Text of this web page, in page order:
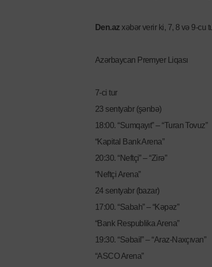
Den.azxəbər verir ki, 7, 8 və 9-cu
Azərbaycan Premyer Liqası
7-ci tur
23 sentyabr (şənbə)
18:00. “Sumqayıt” – “Turan Tovuz”
“Kapital Bank Arena”
20:30. “Neftçi” – “Zirə”
“Neftçi Arena”
24 sentyabr (bazar)
17:00. “Sabah” – “Kəpəz”
“Bank Respublika Arena”
19:30. “Səbail” – “Araz-Naxçıvan”
“ASCO Arena”